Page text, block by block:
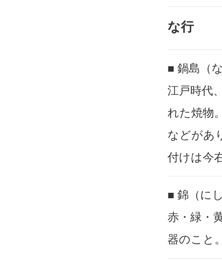
な行
■ 鍋島（
江戸時代
れた焼物
などがあ
付けは今
■ 錦（に
赤・緑・
器のこと